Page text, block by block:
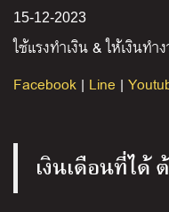
15-12-2023
ใช้แรงทำเงิน&ให้เงินทำ
Facebook | Line |
เงินเดือนที่ได้